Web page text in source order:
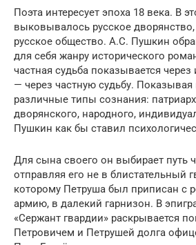
Поэта интересует эпоха 18 века. В
выковывалось русское
русское общество. А.С. Пушкин
для себя жанру исторического
частная судьба показывается
— через частную судьбу.
различные типы сознания:
дворянского, народного,
Пушкин как бы ставил
Для сына своего он выбирает путь
отправляя его не в блистательный
которому Петруша был приписан с
армию, в далекий гарнизон. В
«Сержант гвардии» раскрывается
Петровичем и Петрушей долга